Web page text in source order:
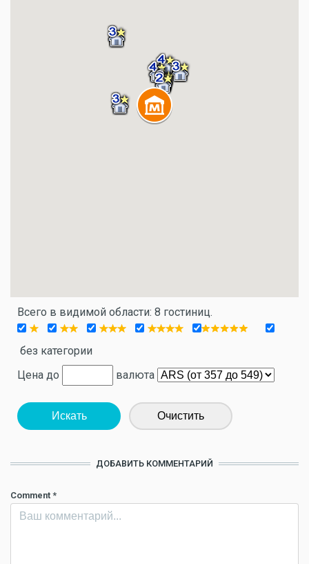
Всего в видимой области: 8 гостиниц.
без категории
Цена до
валюта
Искать Очистить
ДОБАВИТЬ КОММЕНТАРИЙ
Comment *